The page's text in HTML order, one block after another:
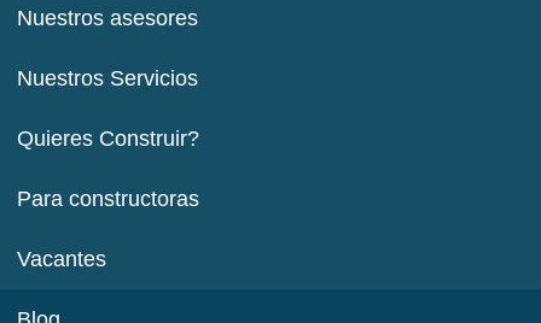
Nuestros asesores
Nuestros Servicios
Quieres Construir?
Para constructoras
Vacantes